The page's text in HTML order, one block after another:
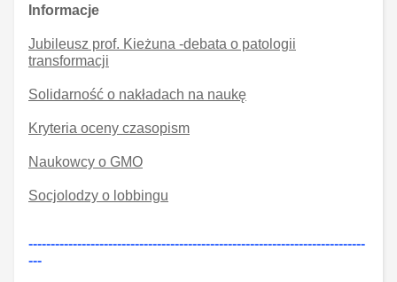
Informacje
Jubileusz prof. Kieżuna -debata o patologii
transformacji
Solidarność o nakładach na naukę
Kryteria oceny czasopism
Naukowcy o GMO
Socjolodzy o lobbingu
----------------------------------------------------------------------------
---